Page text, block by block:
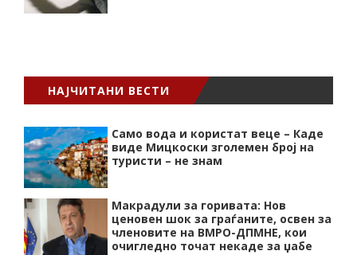
НАЈЧИТАНИ ВЕСТИ
Само вода и користат веце – Каде
виде Мицкоски зголемен број на
туристи – не знам
Макрадули за горивата: Нов
ценовен шок за граѓаните, освен за
членовите на ВМРО-ДПМНЕ, кои
очигледно точат некаде за џабе